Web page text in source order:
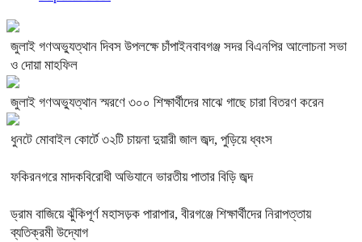
জুলাই গণঅভ্যুত্থান দিবস উপলক্ষে চাঁপাইনবাবগঞ্জ সদর বিএনপির আলোচনা সভা
ও দোয়া মাহফিল
জুলাই গণঅভ্যুত্থান স্মরণে ৩০০ শিক্ষার্থীদের মাঝে গাছে চারা বিতরণ করেন
ধুনটে মোবাইল কোর্টে ৩২টি চায়না দুয়ারী জাল জব্দ, পুড়িয়ে ধ্বংস
ফকিরনগরে মাদকবিরোধী অভিযানে ভারতীয় পাতার বিড়ি জব্দ
ড্রাম বাজিয়ে ঝুঁকিপূর্ণ মহাসড়ক পারাপার, বীরগঞ্জে শিক্ষার্থীদের নিরাপত্তায়
ব্যতিক্রমী উদ্যোগ